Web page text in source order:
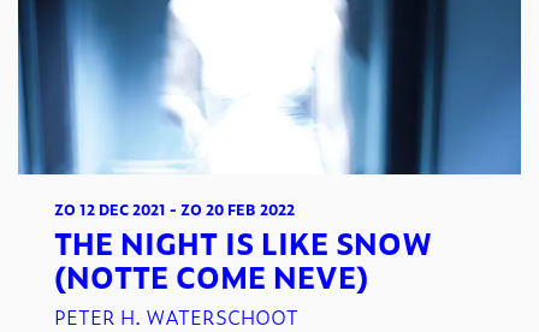
THE NIGHT IS LIKE SNOW
(NOTTE COME NEVE)
PETER H. WATERSCHOOT
ZO 12 DEC 2021 - ZO 20 FEB 2022